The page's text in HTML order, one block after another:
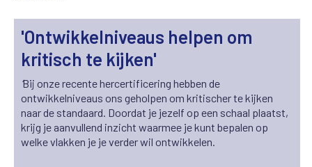
'Ontwikkelniveaus helpen om
kritisch te kijken'
Bij onze recente hercertificering hebben de
ontwikkelniveaus ons geholpen om kritischer te kijken
naar de standaard. Doordat je jezelf op een schaal plaatst,
krijg je aanvullend inzicht waarmee je kunt bepalen op
welke vlakken je je verder wil ontwikkelen.